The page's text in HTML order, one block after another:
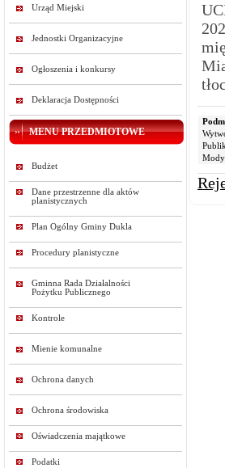
Urząd Miejski
Jednostki Organizacyjne
Ogłoszenia i konkursy
Deklaracja Dostępności
MENU PRZEDMIOTOWE
Budżet
Dane przestrzenne dla aktów
planistycznych
Plan Ogólny Gminy Dukla
Procedury planistyczne
Gminna Rada Działalności
Pożytku Publicznego
Kontrole
Mienie komunalne
Ochrona danych
Ochrona środowiska
Oświadczenia majątkowe
Podatki